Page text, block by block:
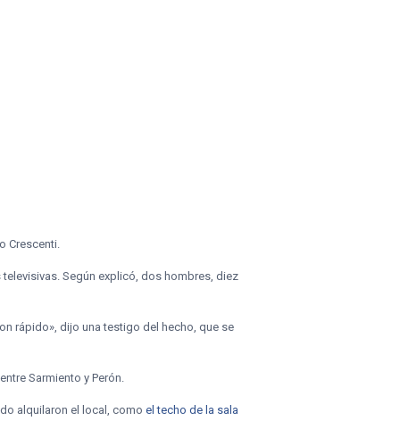
Crescenti.
Según explicó, dos hombres, diez
rápido», dijo una testigo del hecho, que se
Sarmiento y Perón.
alquilaron el local, comoel techo de la sala